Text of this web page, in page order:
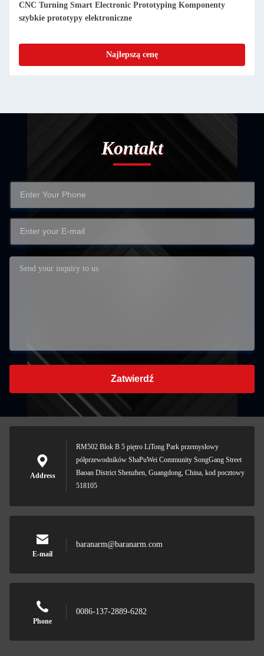
Rozwój prototypu inteligentnego produktu elektronicznego
Dokładna obróbka CNC dla przemysłu
Najlepszą cenę
Kontakt
Zatwierdź
Address
RM502 Blok B 5 piętro LiTong Park przemysłowy
półprzewodników ShaPuWei Community SongGang Street
Baoan District Shenzhen, Guangdong, China, kod pocztowy
518105
E-mail
baranarm@baranarm.com
Phone
0086-137-2889-6282